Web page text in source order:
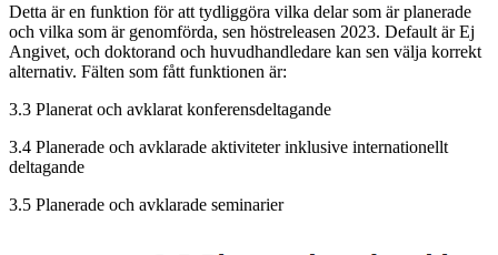
Detta är en funktion för att tydliggöra vilka delar som är planerade
och vilka som är genomförda, sen höstreleasen 2023. Default är Ej
Angivet, och doktorand och huvudhandledare kan sen välja korrekt
alternativ. Fälten som fått funktionen är:
3.3 Planerat och avklarat konferensdeltagande
3.4 Planerade och avklarade aktiviteter inklusive internationellt
deltagande
3.5 Planerade och avklarade seminarier